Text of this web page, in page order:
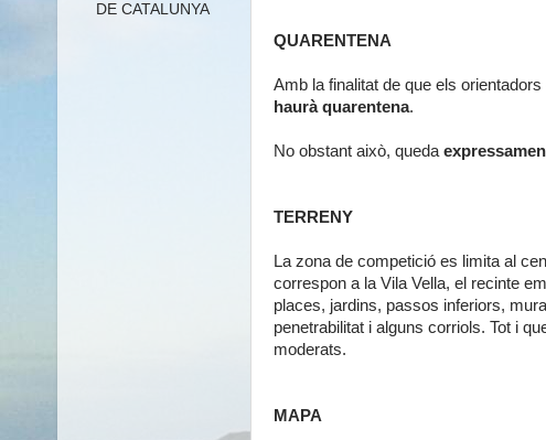
QUARENTENA
Amb la finalitat de que els
haurà quarentena.
No obstant això, queda
TERRENY
La zona de competició es limita al
correspon a la Vila Vella, el recinte
places, jardins, passos inferiors,
penetrabilitat i alguns corriols. Tot i
moderats.
MAPA
DE CATALUNYA